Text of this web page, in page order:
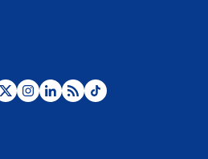
Las seis de las 6 con Juan Lozano |